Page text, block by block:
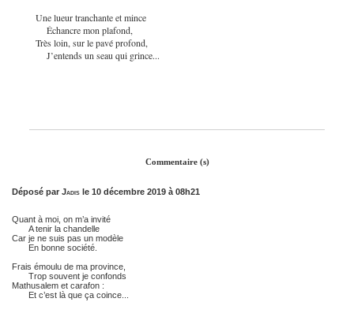
Une lueur tranchante et mince
Échancre mon plafond,
Très loin, sur le pavé profond,
J’entends un seau qui grince...
Commentaire (s)
Déposé par Jadis le 10 décembre 2019 à 08h21
Quant à moi, on m’a invité
A tenir la chandelle
Car je ne suis pas un modèle
En bonne société.
Frais émoulu de ma province,
Trop souvent je confonds
Mathusalem et carafon :
Et c’est là que ça coince...